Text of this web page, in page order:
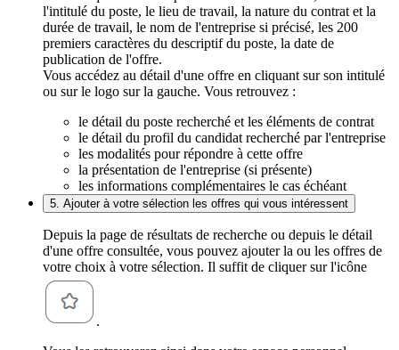
l'intitulé du poste, le lieu de travail, la nature du contrat et la
durée de travail, le nom de l'entreprise si précisé, les 200
premiers caractères du descriptif du poste, la date de
publication de l'offre.
Vous accédez au détail d'une offre en cliquant sur son intitulé
ou sur le logo sur la gauche. Vous retrouvez :
le détail du poste recherché et les éléments de contrat
le détail du profil du candidat recherché par l'entreprise
les modalités pour répondre à cette offre
la présentation de l'entreprise (si présente)
les informations complémentaires le cas échéant
5. Ajouter à votre sélection les offres qui vous intéressent
Depuis la page de résultats de recherche ou depuis le détail
d'une offre consultée, vous pouvez ajouter la ou les offres de
votre choix à votre sélection. Il suffit de cliquer sur l'icône
.